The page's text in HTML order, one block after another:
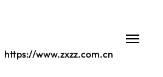
https://www.zxzz.com.cn